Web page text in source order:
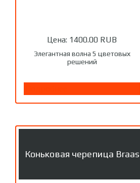
Цена: 1400.00 RUB
Элегантная волна 5 цветовых
решений
Коньковая черепица Braas